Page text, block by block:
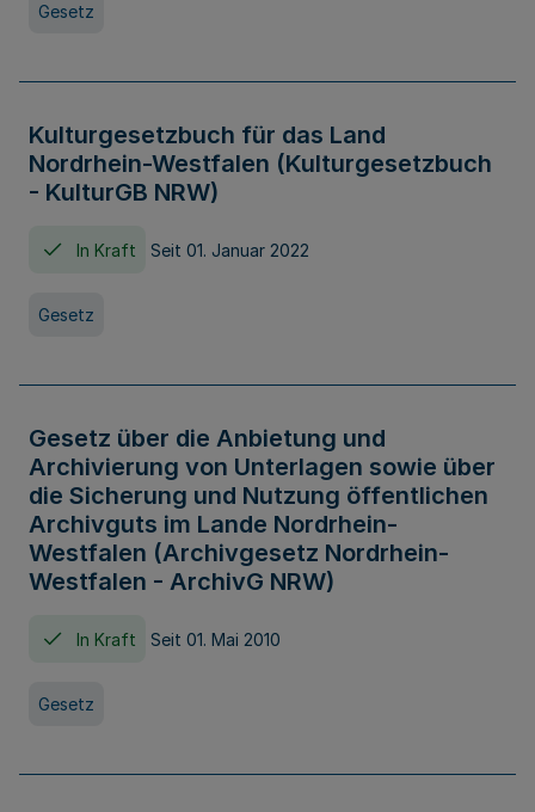
Gesetz
Kulturgesetzbuch für das Land
Nordrhein-Westfalen (Kulturgesetzbuch
- KulturGB NRW)
In Kraft Seit 01. Januar 2022
Gesetz
Gesetz über die Anbietung und
Archivierung von Unterlagen sowie über
die Sicherung und Nutzung öffentlichen
Archivguts im Lande Nordrhein-
Westfalen (Archivgesetz Nordrhein-
Westfalen - ArchivG NRW)
In Kraft Seit 01. Mai 2010
Gesetz